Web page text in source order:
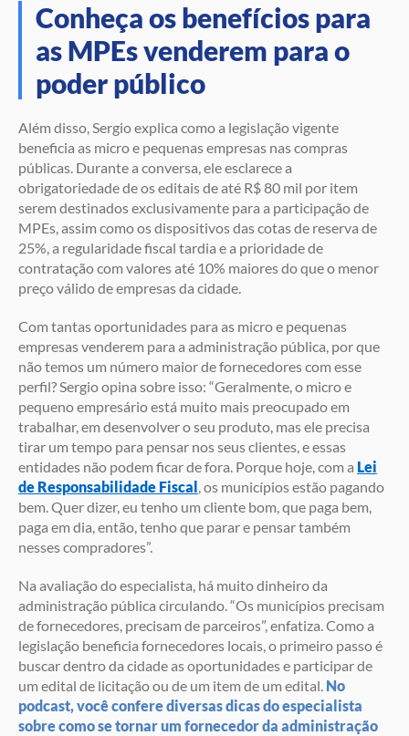
Conheça os benefícios para
as MPEs venderem para o
poder público
Além disso, Sergio explica como a legislação vigente
beneficia as micro e pequenas empresas nas compras
públicas. Durante a conversa, ele esclarece a
obrigatoriedade de os editais de até R$ 80 mil por item
serem destinados exclusivamente para a participação de
MPEs, assim como os dispositivos das cotas de reserva de
25%, a regularidade fiscal tardia e a prioridade de
contratação com valores até 10% maiores do que o menor
preço válido de empresas da cidade.
Com tantas oportunidades para as micro e pequenas
empresas venderem para a administração pública, por que
não temos um número maior de fornecedores com esse
perfil? Sergio opina sobre isso: “Geralmente, o micro e
pequeno empresário está muito mais preocupado em
trabalhar, em desenvolver o seu produto, mas ele precisa
tirar um tempo para pensar nos seus clientes, e essas
entidades não podem ficar de fora. Porque hoje, com a Lei
de Responsabilidade Fiscal, os municípios estão pagando
bem. Quer dizer, eu tenho um cliente bom, que paga bem,
paga em dia, então, tenho que parar e pensar também
nesses compradores”.
Na avaliação do especialista, há muito dinheiro da
administração pública circulando. “Os municípios precisam
de fornecedores, precisam de parceiros”, enfatiza. Como a
legislação beneficia fornecedores locais, o primeiro passo é
buscar dentro da cidade as oportunidades e participar de
um edital de licitação ou de um item de um edital. No
podcast, você confere diversas dicas do especialista
sobre como se tornar um fornecedor da administração